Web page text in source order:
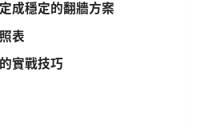
成穩定的翻牆方案
表
實戰技巧